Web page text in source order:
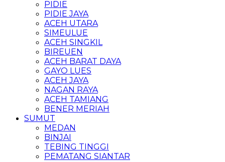
PIDIE
PIDIE JAYA
ACEH UTARA
SIMEULUE
ACEH SINGKIL
BIREUEN
ACEH BARAT DAYA
GAYO LUES
ACEH JAYA
NAGAN RAYA
ACEH TAMIANG
BENER MERIAH
SUMUT
MEDAN
BINJAI
TEBING TINGGI
PEMATANG SIANTAR